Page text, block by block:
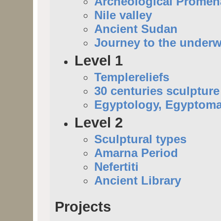
Nile valley
Ancient Sudan
Journey to the
Level 1
Templereliefs
30 centuries sculpture
Egyptology,
Level 2
Sculptural types
Amarna Period
Nefertiti
Ancient Library
Projects